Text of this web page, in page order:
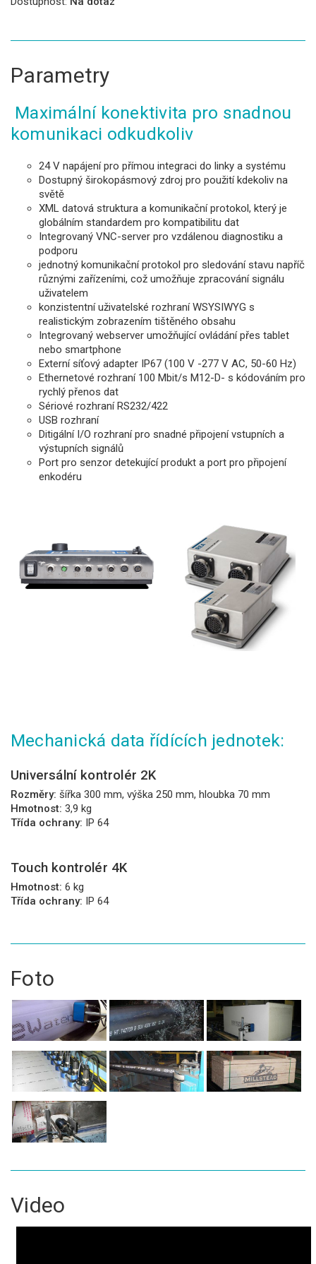
Parametry
Maximální konektivita pro snadnou
komunikaci odkudkoliv
24 V napájení pro přímou integraci do linky a systému
Dostupný širokopásmový zdroj pro použití kdekoliv na
světě
XML datová struktura a komunikační protokol, který je
globálním standardem pro kompatibilitu dat
Integrovaný VNC-server pro vzdálenou diagnostiku a
podporu
jednotný komunikační protokol pro sledování stavu napříč
různými zařízeními, což umožňuje zpracování signálu
uživatelem
konzistentní uživatelské rozhraní WSYSIWYG s
realistickým zobrazením tištěného obsahu
Integrovaný webserver umožňující ovládání přes tablet
nebo smartphone
Externí síťový adapter IP67 (100 V -277 V AC, 50-60 Hz)
Ethernetové rozhraní 100 Mbit/s M12-D- s kódováním pro
rychlý přenos dat
Sériové rozhraní RS232/422
USB rozhraní
Ditigální I/O rozhraní pro snadné připojení vstupních a
výstupních signálů
Port pro senzor detekující produkt a port pro připojení
enkodéru
Mechanická data řídících jednotek:
Universální kontrolér 2K
Rozměry: šířka 300 mm, výška 250 mm, hloubka 70 mm
Hmotnost: 3,9 kg
Třída ochrany: IP 64
Touch kontrolér 4K
Hmotnost: 6 kg
Třída ochrany: IP 64
Foto
Video